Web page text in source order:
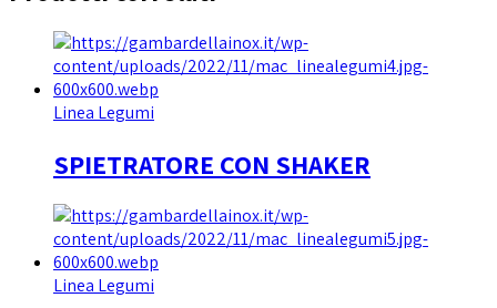
Linea Legumi
SPIETRATORE CON SHAKER
Linea Legumi